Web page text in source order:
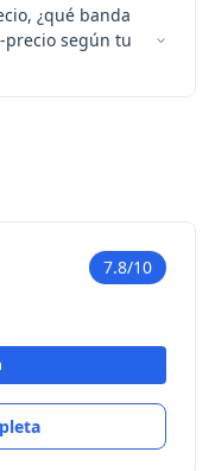
¿qué banda
según tu
7.8/10